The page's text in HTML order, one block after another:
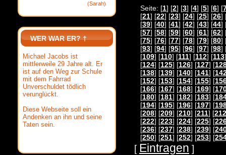
Seite: [1] [2] [3] [4] [5] [6] [
[21] [22] [23] [24] [25] [26]
[39] [40] [41] [42] [43] [44]
[57] [58] [59] [60] [61] [62]
[75] [76] [77] [78] [79] [80]
[93] [94] [95] [96] [97] [98]
[109] [110] [111] [112] [113
[124] [125] [126] [127] [
[138] [139] [140] [141] [
[152] [153] [154] [155] [
[166] [167] [168] [169] [
[180] [181] [182] [183] [
[194] [195] [196] [197] [
[208] [209] [210] [211] [212
[222] [223] [224] [225] [
[236] [237] [238] [239] [
[250] [251] [252] [253] [
[ Eintragen ]
(Sarah)
WER WAR ER? †
Michael Jacobs ist
mittlerweile 29 Jahre alt. Er
ist auf den Weg zur Schule
mit dem Fahrrad
Unverschuldet tödlich
verunglückt.
Diese Webseite soll ein
Andenken an ihn und seine
Taten sein.